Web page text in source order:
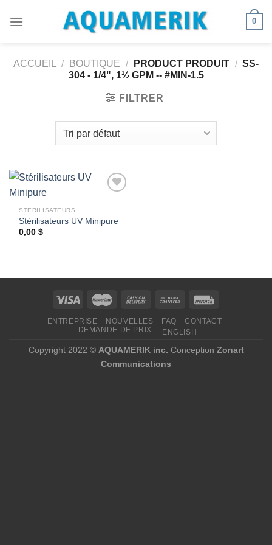
0
ACCUEIL / BOUTIQUE / PRODUCT PRODUIT / SS-
304 - 1/4", 1½ GPM -- #MIN-1.5
FILTRER
Ajouter
STÉRILISATEURS
Stérilisateurs UV Minipure
0,00$
ENTREPRISE NOUVELLES FAQ
CONTACT
DEMANDE DE PRIX
ENGLISH
Copyright 2022 © AQUAMERIK inc. Conception Zonart
Communications